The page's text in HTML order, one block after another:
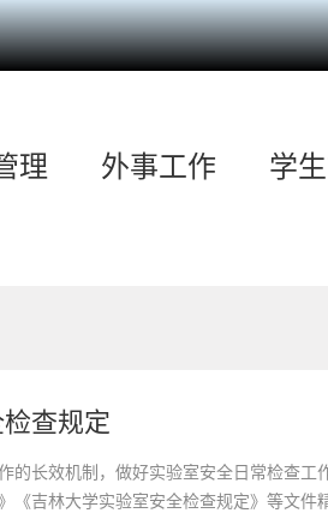
理 外事工作 学
查规定
的长效机制，做好实验室安全日常检查
《吉林大学实验室安全检查规定》等文